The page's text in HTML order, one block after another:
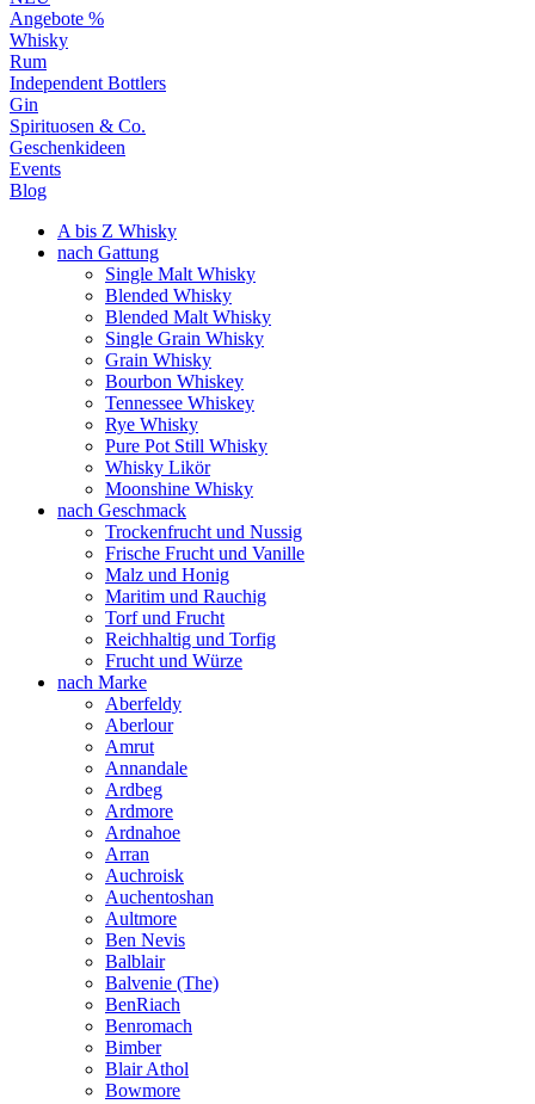
Angebote %
Whisky
Rum
Independent Bottlers
Gin
Spirituosen & Co.
Geschenkideen
Events
Blog
A bis Z Whisky
nach Gattung
Single Malt Whisky
Blended Whisky
Blended Malt Whisky
Single Grain Whisky
Grain Whisky
Bourbon Whiskey
Tennessee Whiskey
Rye Whisky
Pure Pot Still Whisky
Whisky Likör
Moonshine Whisky
nach Geschmack
Trockenfrucht und Nussig
Frische Frucht und Vanille
Malz und Honig
Maritim und Rauchig
Torf und Frucht
Reichhaltig und Torfig
Frucht und Würze
nach Marke
Aberfeldy
Aberlour
Amrut
Annandale
Ardbeg
Ardmore
Ardnahoe
Arran
Auchroisk
Auchentoshan
Aultmore
Ben Nevis
Balblair
Balvenie (The)
BenRiach
Benromach
Bimber
Blair Athol
Bowmore